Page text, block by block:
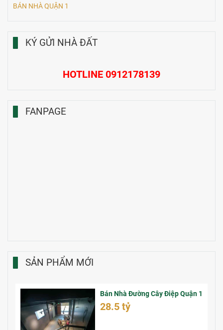
BÁN NHÀ QUẬN 1
KÝ GỬI NHÀ ĐẤT
HOTLINE 0912178139
FANPAGE
SẢN PHẨM MỚI
Bán Nhà Đường Cây Điệp Quận 1
28.5 tỷ